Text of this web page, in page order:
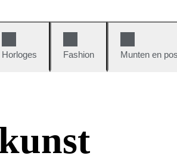
Horloges Fashion Munten en